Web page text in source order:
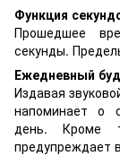
Функция
Прошедшее
секунды.
Ежедневный
Издавая
напоминает о
день. Кроме
предупреждает